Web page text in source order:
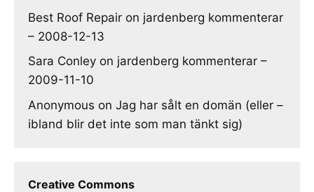
Best Roof Repair on jardenberg kommenterar
– 2008-12-13
Sara Conley on jardenberg kommenterar –
2009-11-10
Anonymous on Jag har sålt en domän (eller –
ibland blir det inte som man tänkt sig)
Creative Commons